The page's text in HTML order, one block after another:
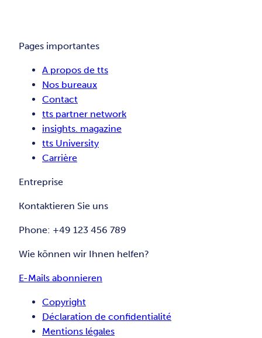
Pages importantes
A propos de tts
Nos bureaux
Contact
tts partner network
insights. magazine
tts University
Carrière
Entreprise
Kontaktieren Sie uns
Phone: +49 123 456 789
Wie können wir Ihnen helfen?
E-Mails abonnieren
Copyright
Déclaration de confidentialité
Mentions légales